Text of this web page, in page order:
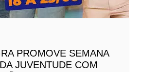
PROMOVE SEMANA
JUVENTUDE COM